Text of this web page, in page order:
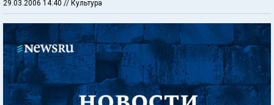
29.03.2006 14:40 // Культура